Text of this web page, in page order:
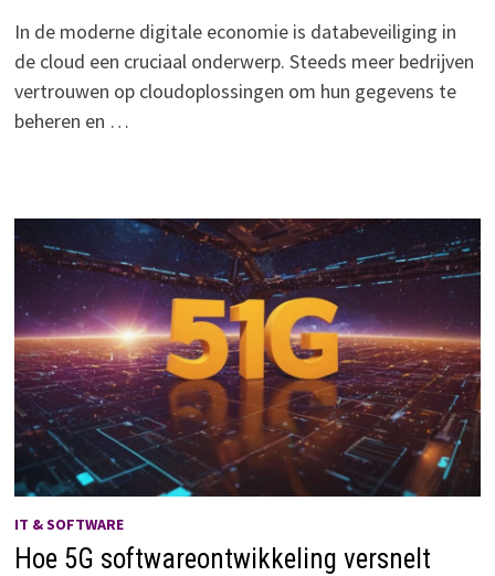
In de moderne digitale economie is databeveiliging in
de cloud een cruciaal onderwerp. Steeds meer bedrijven
vertrouwen op cloudoplossingen om hun gegevens te
beheren en …
IT & SOFTWARE
Hoe 5G softwareontwikkeling versnelt